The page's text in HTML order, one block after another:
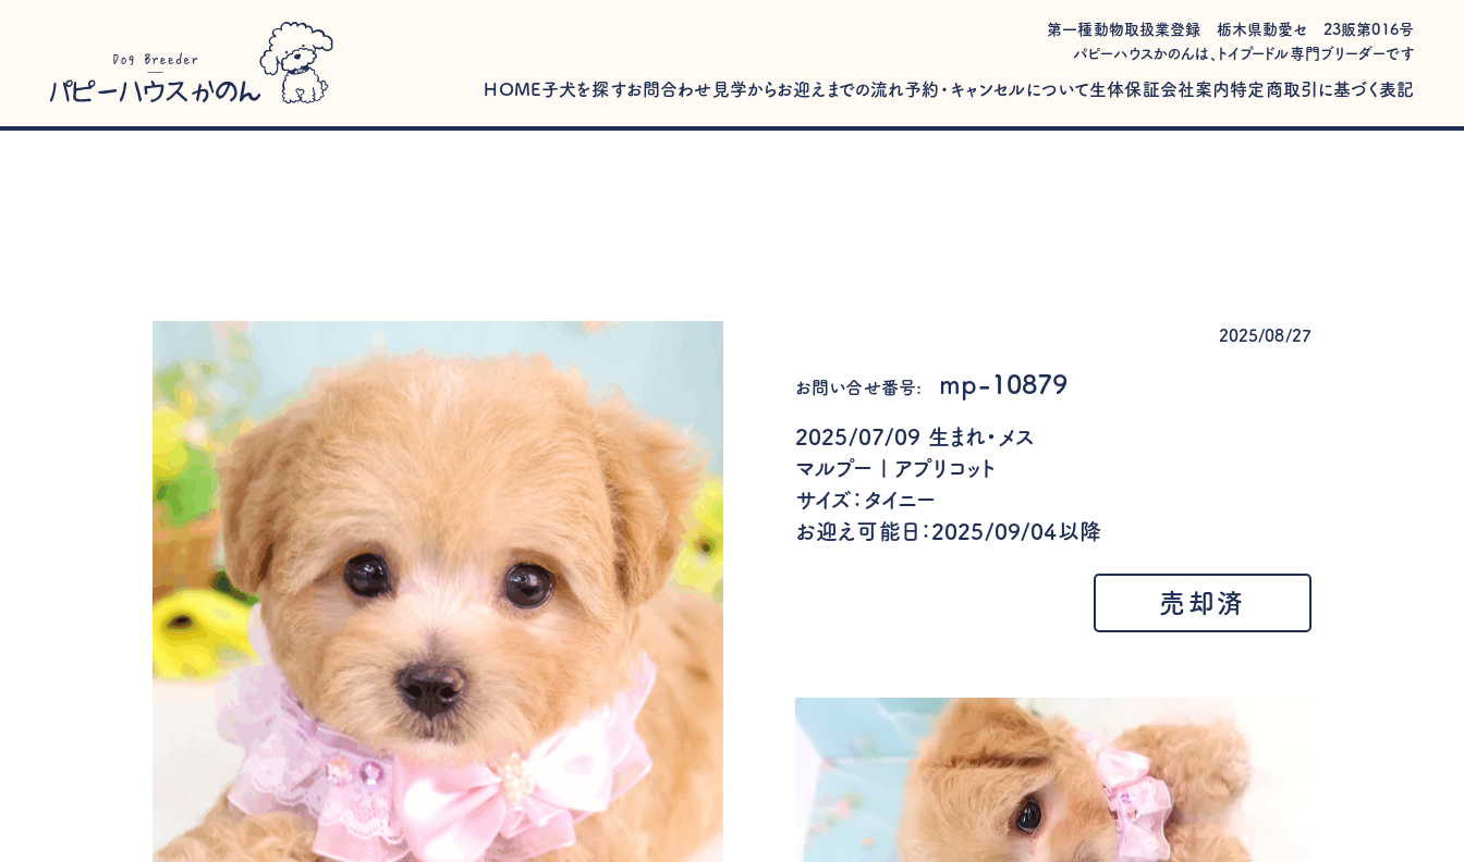
第一種動物取扱業登録 栃木県動愛セ 23販第016号
パピーハウスかのんは、トイプードル専門ブリーダーです
HOME子犬を探すお問合わせ 見学からお迎えまでの流れ予約・キャンセルについて生体保証会社案内特定商取引に基づく表記
2025/08/27
お問い合せ番号: mp-10879
2025/07/09 生まれ・メス
マルプー | アプリコット
サイズ：タイニー
お迎え可能日：2025/09/04以降
売却済